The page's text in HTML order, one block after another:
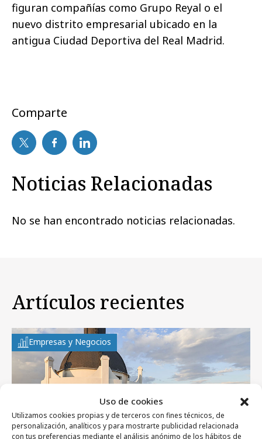
Uso de cookies
Utilizamos cookies propias y de terceros con fines técnicos, de
personalización, analíticos y para mostrarte publicidad relacionada
con tus preferencias mediante el análisis anónimo de los hábitos de
figuran compañías como Grupo Reyal o el
nuevo distrito empresarial ubicado en la
antigua Ciudad Deportiva del Real Madrid.
Comparte
Noticias Relacionadas
No se han encontrado noticias relacionadas.
Artículos recientes
Empresas y Negocios